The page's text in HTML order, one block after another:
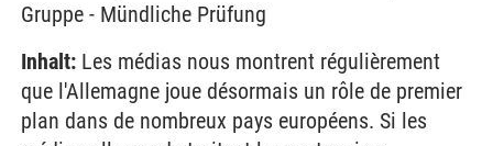
Gruppe - Mündliche Prüfung
Inhalt: Les médias nous montrent régulièrement
que l'Allemagne joue désormais un rôle de premier
plan dans de nombreux pays européens. Si les